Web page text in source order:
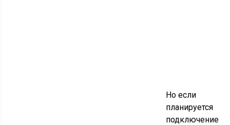
Но если
планируется
подключение